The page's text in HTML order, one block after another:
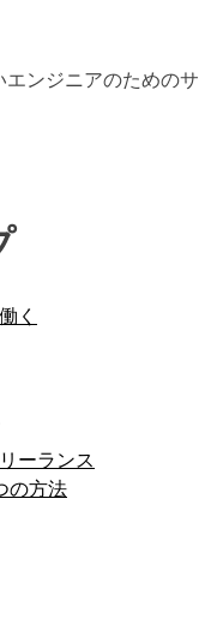
ンジニアのためのサ
く
ーランス
の方法